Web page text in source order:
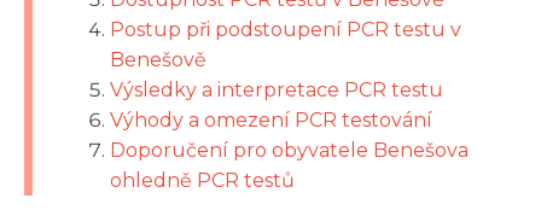
Postup při podstoupení PCR testu v
Benešově
Výsledky a interpretace PCR testu
Výhody a omezení PCR testování
Doporučení pro obyvatele Benešova
ohledně PCR testů